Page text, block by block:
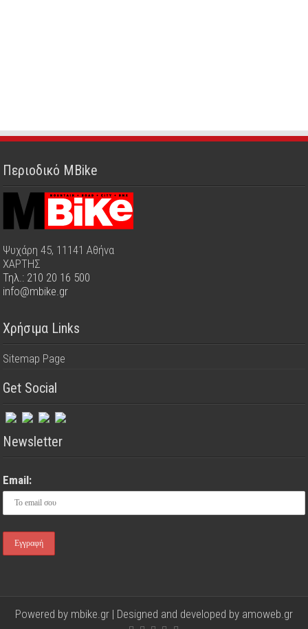
Περιοδικό MBike
Ψυχάρη 45, 11141 Αθήνα
ΧΑΡΤΗΣ
Τηλ.: 210 20 16 500
info@mbike.gr
Χρήσιμα Links
Sitemap Page
Get Social
Newsletter
Email:
Powered by mbike.gr | Designed and developed by amoweb.gr